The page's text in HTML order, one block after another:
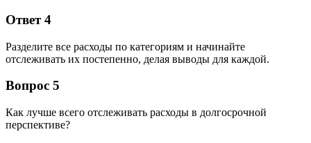
Ответ 4
Разделите все расходы по категориям и начинайте
отслеживать их постепенно, делая выводы для каждой.
Вопрос 5
Как лучше всего отслеживать расходы в долгосрочной
перспективе?